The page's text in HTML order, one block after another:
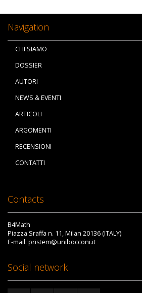
Navigation
CHI SIAMO
DOSSIER
AUTORI
NEWS & EVENTI
ARTICOLI
ARGOMENTI
RECENSIONI
CONTATTI
Contacts
B4Math
Piazza Sraffa n. 11, Milan 20136 (ITALY)
E-mail: pristem@unibocconi.it
Social network